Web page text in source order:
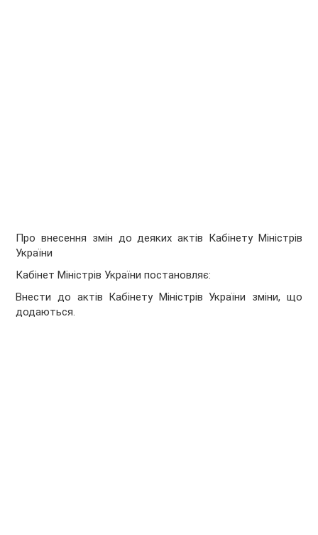
Про внесення змін до деяких актів Кабінету Міністрів
України
Кабінет Міністрів Українипостановляє:
Внести до актів Кабінету Міністрів України зміни, що
додаються.